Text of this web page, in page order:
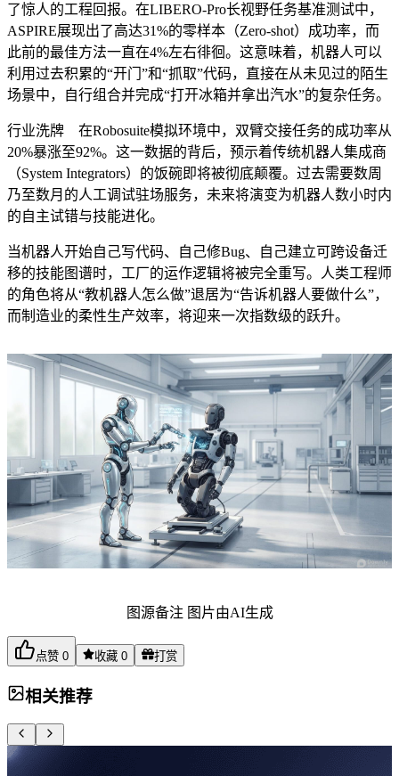
了惊人的工程回报。在LIBERO-Pro长视野任务基准测试中，
ASPIRE展现出了高达31%的零样本（Zero-shot）成功率，而
此前的最佳方法一直在4%左右徘徊。这意味着，机器人可以
利用过去积累的“开门”和“抓取”代码，直接在从未见过的陌生
场景中，自行组合并完成“打开冰箱并拿出汽水”的复杂任务。
行业洗牌 在Robosuite模拟环境中，双臂交接任务的成功率从
20%暴涨至92%。这一数据的背后，预示着传统机器人集成商
（System Integrators）的饭碗即将被彻底颠覆。过去需要数周
乃至数月的人工调试驻场服务，未来将演变为机器人数小时内
的自主试错与技能进化。
当机器人开始自己写代码、自己修Bug、自己建立可跨设备迁
移的技能图谱时，工厂的运作逻辑将被完全重写。人类工程师
的角色将从“教机器人怎么做”退居为“告诉机器人要做什么”，
而制造业的柔性生产效率，将迎来一次指数级的跃升。
图源备注 图片由AI生成
点赞 0 收藏 0 打赏
相关推荐